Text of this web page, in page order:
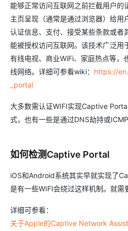
能够正常访问互联网之前拦截用户的
主页呈现（通常是通过浏览器）给用
认证信息、支付、接受某些条款或者
能被授权访问互联网。该技术广泛用
有线电视、商业WiFi、家庭热点等，
线网络。详细可参看wiki： https://
_portal
大多数需认证WIFI实现Captive
式，也有一些是通过DNS劫持或ICMP
如何检测Captive Portal
iOS和Android系统其实早就实现了
是有一些WIFI会绕过这样机制。就需
详细可参看：
关于Apple的Captive Network